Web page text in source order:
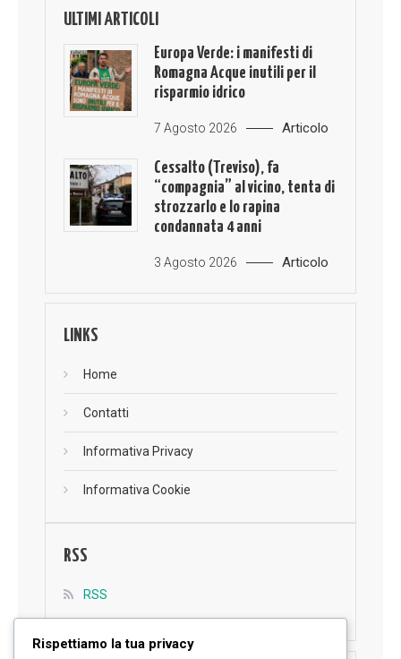
ULTIMI ARTICOLI
Europa Verde: i manifesti di
Romagna Acque inutili per il
risparmio idrico
7 Agosto 2026 Articolo
Cessalto (Treviso), fa
“compagnia” al vicino, tenta di
strozzarlo e lo rapina
condannata 4 anni
3 Agosto 2026 Articolo
LINKS
Home
Contatti
Informativa Privacy
Informativa Cookie
RSS
RSS
Rispettiamo la tua privacy